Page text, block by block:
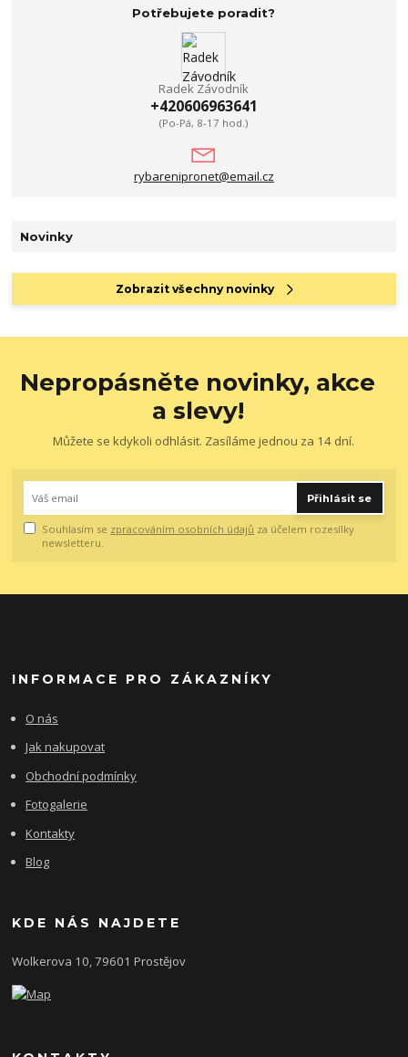
Potřebujete poradit?
Radek Závodník
+420606963641
(Po-Pá, 8-17 hod.)
rybarenipronet@email.cz
Novinky
Zobrazit všechny novinky
Nepropásněte novinky, akce
a slevy!
Můžete se kdykoli odhlásit. Zasíláme jednou za 14 dní.
Přihlásit se
Souhlasím se zpracováním osobních údajů za účelem rozesílky
newsletteru.
INFORMACE PRO ZÁKAZNÍKY
O nás
Jak nakupovat
Obchodní podmínky
Fotogalerie
Kontakty
Blog
KDE NÁS NAJDETE
Wolkerova 10, 79601 Prostějov